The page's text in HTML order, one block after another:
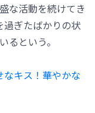
な活動を続けてき
過ぎたばかりの状
るという。
なキス！華やかな